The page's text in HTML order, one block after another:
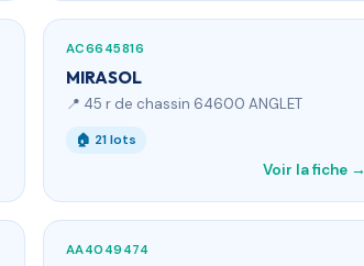
AC6645816
MIRASOL
📍 45 r de chassin 64600 ANGLET
🏠 21 lots
Voir la fiche →
AA4049474